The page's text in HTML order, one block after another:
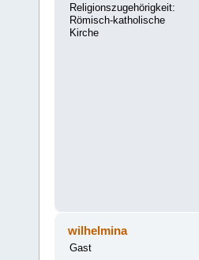
Religionszugehörigkeit:
Römisch-katholische
Kirche
wilhelmina
Gast